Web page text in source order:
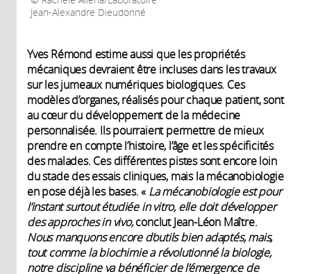
Jean-Alexandre Dieudonné
Yves Rémond estime aussi que les propriétés
mécaniques devraient être incluses dans les travaux
sur les jumeaux numériques biologiques. Ces
modèles d’organes, réalisés pour chaque patient, sont
au cœur du développement de la médecine
personnalisée. Ils pourraient permettre de mieux
prendre en compte l’histoire, l’âge et les spécificités
des malades. Ces différentes pistes sont encore loin
du stade des essais cliniques, mais la mécanobiologie
en pose déjà les bases. « La mécanobiologie est pour
l’instant surtout étudiée in vitro, elle doit développer
des approches in vivo,conclut Jean-Léon Maître.
Nous manquons encore d’outils bien adaptés, mais,
tout comme la biochimie a révolutionné la biologie,
notre discipline va bénéficier de l’émergence de